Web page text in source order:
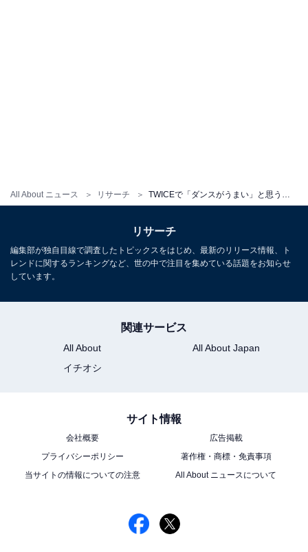
All About ニュース リサーチ
長年にわたってテレビ局でバラエティ番組、情報番組な
身。芸能情報に精通し、週刊誌、ネットニュースでテレ
ビや芸能人に関するコラムなどを執筆。編集プロダクシ
ョン「ゆるま」を立ち上げる。
7位までの全ランキング結果を見
リサーチ
編集部が独自目線で調査したトピックスをはじめ、最新のリリース情報、ト
レンドに関するランキングなど、世の中で注目を集めている話題をお知らせ
しています。
関連サービス
All About
All About Japan
イチオシ
サイト情報
会社概要
広告掲載
プライバシーポリシー
著作権・商標・免責事項
当サイトの情報についての注意
All About ニュースについて